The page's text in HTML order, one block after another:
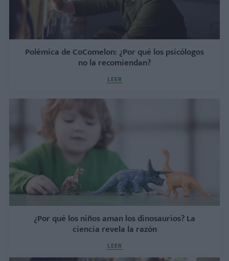
Polémica de CoComelon: ¿Por qué los psicólogos
no la recomiendan?
LEER
¿Por qué los niños aman los dinosaurios? La
ciencia revela la razón
LEER